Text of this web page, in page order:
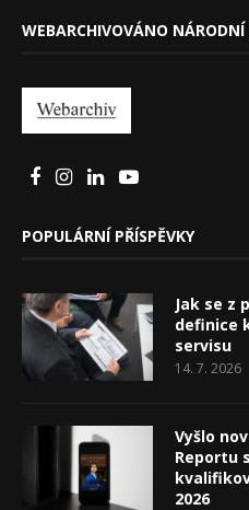
WEBARCHIVOVÁNO
POPULÁRNÍ PŘÍSPĚVKY
Jak se z
definice
servisu
14. 7. 2026
Vyšlo
Reportu
2026